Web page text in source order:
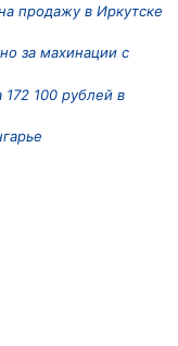
продажу в Иркутске
за махинации с
172 100 рублей в